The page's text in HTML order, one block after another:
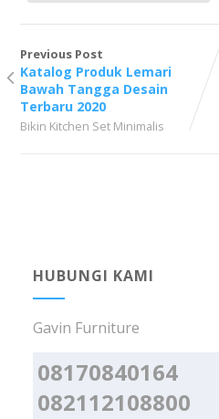
Previous Post
Katalog Produk Lemari
Bawah Tangga Desain
Terbaru 2020
Bikin Kitchen Set Minimalis
HUBUNGI KAMI
Gavin Furniture
08170840164
082112108800